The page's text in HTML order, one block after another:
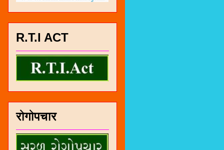
R.T.I ACT
रोगोपचार